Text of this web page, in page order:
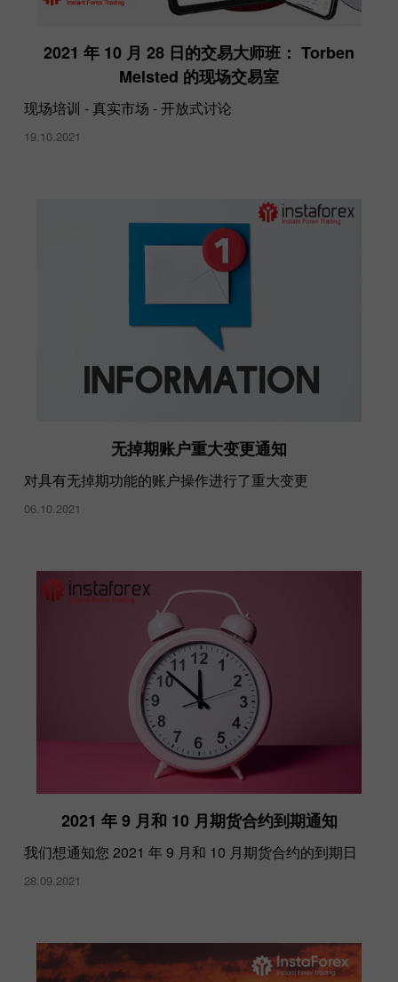
2021 年 10 月 28 日的交易大师班： Torben
Melsted 的现场交易室
现场培训 - 真实市场 - 开放式讨论
19.10.2021
无掉期账户重大变更通知
对具有无掉期功能的账户操作进行了重大变更
06.10.2021
2021 年 9 月和 10 月期货合约到期通知
我们想通知您 2021 年 9 月和 10 月期货合约的到期日
28.09.2021